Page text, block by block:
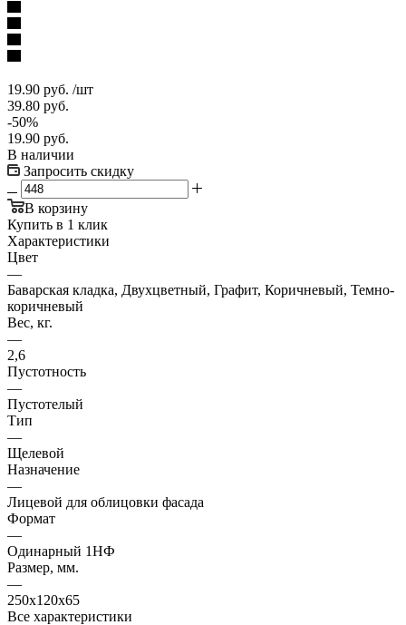
19.90 руб. /шт
39.80 руб.
-50%
19.90 руб.
В наличии
Запросить скидку
В корзину
Купить в 1 клик
Характеристики
Цвет
—
Баварская кладка, Двухцветный, Графит, Коричневый, Темно-
коричневый
Вес, кг.
—
2,6
Пустотность
—
Пустотелый
Тип
—
Щелевой
Назначение
—
Лицевой для облицовки фасада
Формат
—
Одинарный 1НФ
Размер, мм.
—
250х120х65
Все характеристики